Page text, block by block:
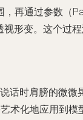
再通过参数（
形变。这个过
话时肩膀的微微
术化地应用到模